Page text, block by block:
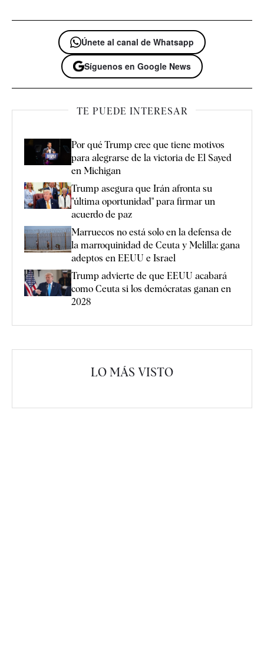
Únete al canal de Whatsapp
Síguenos en Google News
TE PUEDE INTERESAR
Por qué Trump cree que tiene motivos
para alegrarse de la victoria de El Sayed
en Michigan
Trump asegura que Irán afronta su
"última oportunidad" para firmar un
acuerdo de paz
Marruecos no está solo en la defensa de
la marroquinidad de Ceuta y Melilla: gana
adeptos en EEUU e Israel
Trump advierte de que EEUU acabará
como Ceuta si los demócratas ganan en
2028
LO MÁS VISTO